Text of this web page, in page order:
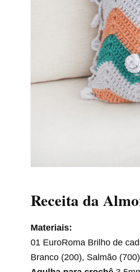
Receita da
Materiais:
01 EuroRoma Brilho de
Branco (200), Salmão